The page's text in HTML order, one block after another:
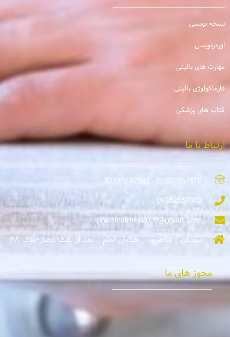
نسخه نویسی
اوردرنویسی
مهارت های بالینی
فارماکولوژی بالینی
کتاب های پزشکی
ارتباط با ما
02332367818 - 02335242382
09352559002
practicalmed2020@gmail.com
سمنان _ شاهرود _ خیابان امام _ بعد از بانک انصار-پلاک ۳۸
مجوز های ما